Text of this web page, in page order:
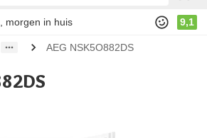
morgen in huis 9,1
AEG NSK5O882DS